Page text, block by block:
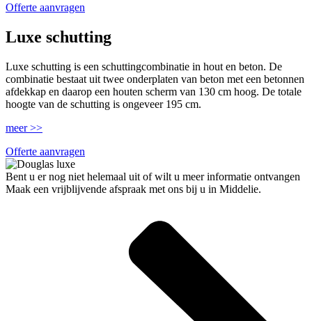
Offerte aanvragen
Luxe schutting
Luxe schutting is een schuttingcombinatie in hout en beton. De
combinatie bestaat uit twee onderplaten van beton met een betonnen
afdekkap en daarop een houten scherm van 130 cm hoog. De totale
hoogte van de schutting is ongeveer 195 cm.
meer >>
Offerte aanvragen
Bent u er nog niet helemaal uit of wilt u meer informatie ontvangen
Maak een vrijblijvende afspraak met ons bij u in Middelie.